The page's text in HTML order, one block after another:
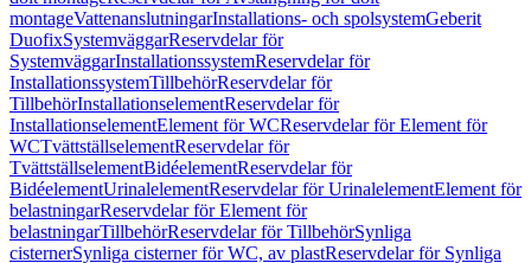
montageVattenanslutningarInstallations- och spolsystemGeberit
DuofixSystemväggarReservdelar för
SystemväggarInstallationssystemReservdelar för
InstallationssystemTillbehörReservdelar för
TillbehörInstallationselementReservdelar för
InstallationselementElement för WCReservdelar för Element för
WCTvättställselementReservdelar för
TvättställselementBidéelementReservdelar för
BidéelementUrinalelementReservdelar för UrinalelementElement för
belastningarReservdelar för Element för
belastningarTillbehörReservdelar för TillbehörSynliga
cisternerSynliga cisterner för WC, av plastReservdelar för Synliga